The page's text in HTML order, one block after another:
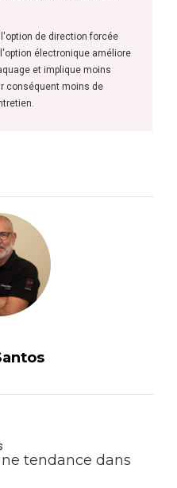
l'option de direction forcée
électronique améliore
et implique moins
conséquent moins de
tendance dans